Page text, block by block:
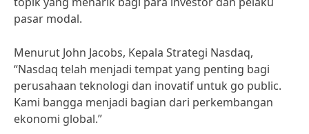
pasar modal.
Menurut John Jacobs, Kepala Strategi Nasdaq,
“Nasdaq telah menjadi tempat yang penting bagi
perusahaan teknologi dan inovatif untuk go public.
Kami bangga menjadi bagian dari perkembangan
ekonomi global.”